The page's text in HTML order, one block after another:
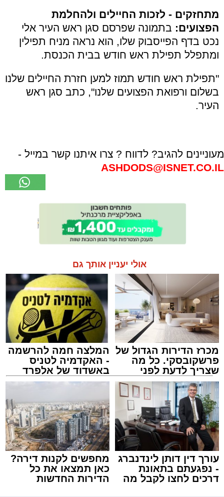
מתחזקים - לזכות החיילים ולהחלמת
הפצועים: בתמונה שפרסם סגן ראש העיר אלי
נכט בדף הפייסבוק שלו, הוא נראה מניח תפילין
ומתפלל תפילת ראש חודש בבית הכנסת.
"תפילת ראש חודש תמוז למען חזרת החיילים שלנו
בשלום ורפואת הפצועים שלנו", כתב סגן ראש
העיר.
מעוניינים להגיב? לדווח ? צרו איתנו קשר במייל -
ASHDODS@ISNET.CO.IL
אולי יעניין אותך גם
מכרז הדירות הגדול של
פרשקובסקי. כל מה
שצריך לדעת לפני
שמגישים הצעה לדירה
באשדוד
המלצה חמה להרשמה
- האקדמיה לטניס
באשדוד של אלפרד
קריאולנסקי - לילדים
עורך דין דותן לינדנברג
- נפגעתם בתאונת
דרכים לחצו לקבל מה
מחפשים לקנות דירה?
כאן תמצאו את כל
הדירות החדשות